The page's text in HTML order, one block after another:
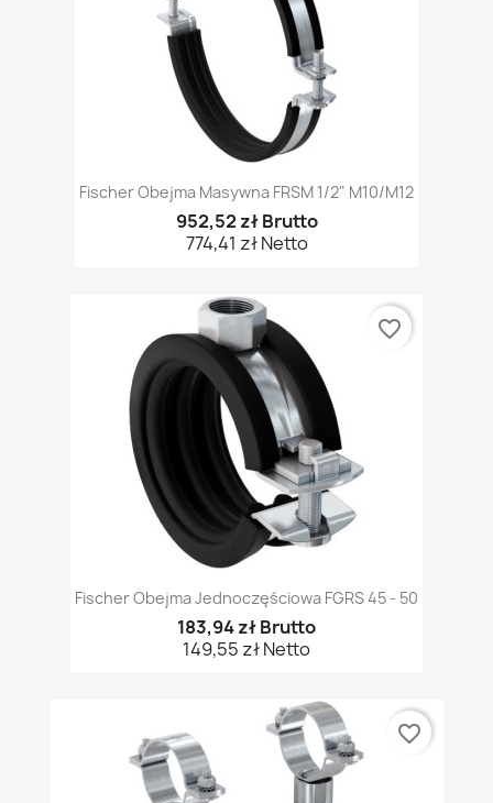
Fischer Obejma Masywna FRSM 1/2" M10/M12
952,52 zł Brutto
774,41 zł Netto
Fischer Obejma Jednoczęściowa FGRS 45 - 50
183,94 zł Brutto
149,55 zł Netto
favorite_border
favorite_border